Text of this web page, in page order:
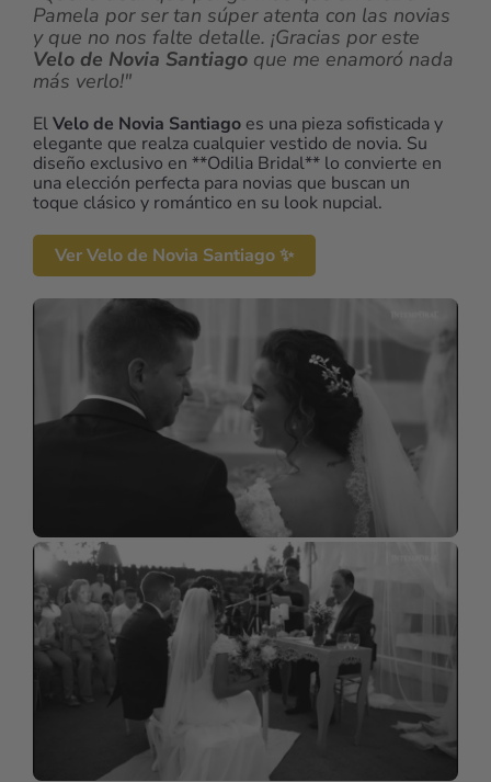
Pamela por ser tan súper atenta con las novias
y que no nos falte detalle. ¡Gracias por este
Velo de Novia Santiago que me enamoró nada
más verlo!"
ElVelo de Novia Santiago es una pieza sofisticada y
elegante que realza cualquier vestido de novia. Su
diseño exclusivo en **Odilia Bridal** lo convierte en
una elección perfecta para novias que buscan un
toque clásico y romántico en su look nupcial.
Ver Velo de Novia Santiago ✨